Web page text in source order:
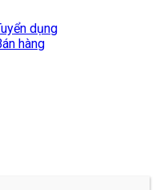
dụng
hàng